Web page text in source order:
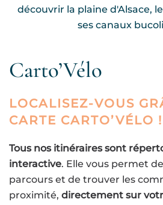
découvrir la plaine d'Alsace,
ses canaux
Carto’Vélo
LOCALISEZ-VOUS
CARTE CARTO’VÉLO !
Tous nos itinéraires sont
interactive. Elle vous permet
parcours et de trouver les
proximité, directement sur